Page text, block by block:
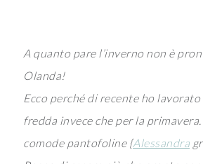
A quanto pare l’inverno non è
Olanda!
Ecco perché di recente ho
fredda invece che per la
comode pantofoline {Alessandra